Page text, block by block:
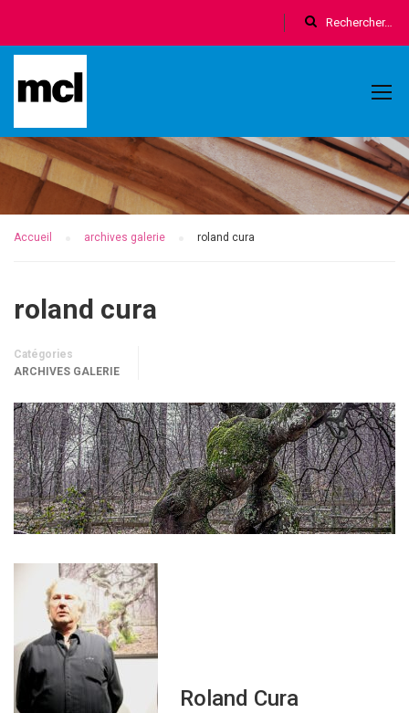
Accueil archives galerie roland cura
roland cura
Catégories
ARCHIVES GALERIE
Roland Cura